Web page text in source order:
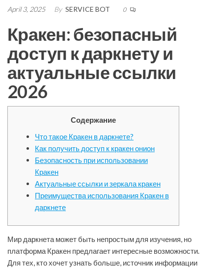
April 3, 2025 By SERVICE BOT 0
Кракен: безопасный
доступ к даркнету и
актуальные ссылки
2026
Содержание
Что такое Кракен в даркнете?
Как получить доступ к кракен онион
Безопасность при использовании
Кракен
Актуальные ссылки и зеркала кракен
Преимущества использования Кракен в
даркнете
Мир даркнета может быть непростым для изучения, но
платформа Кракен предлагает интересные возможности.
Для тех, кто хочет узнать больше, источник информации